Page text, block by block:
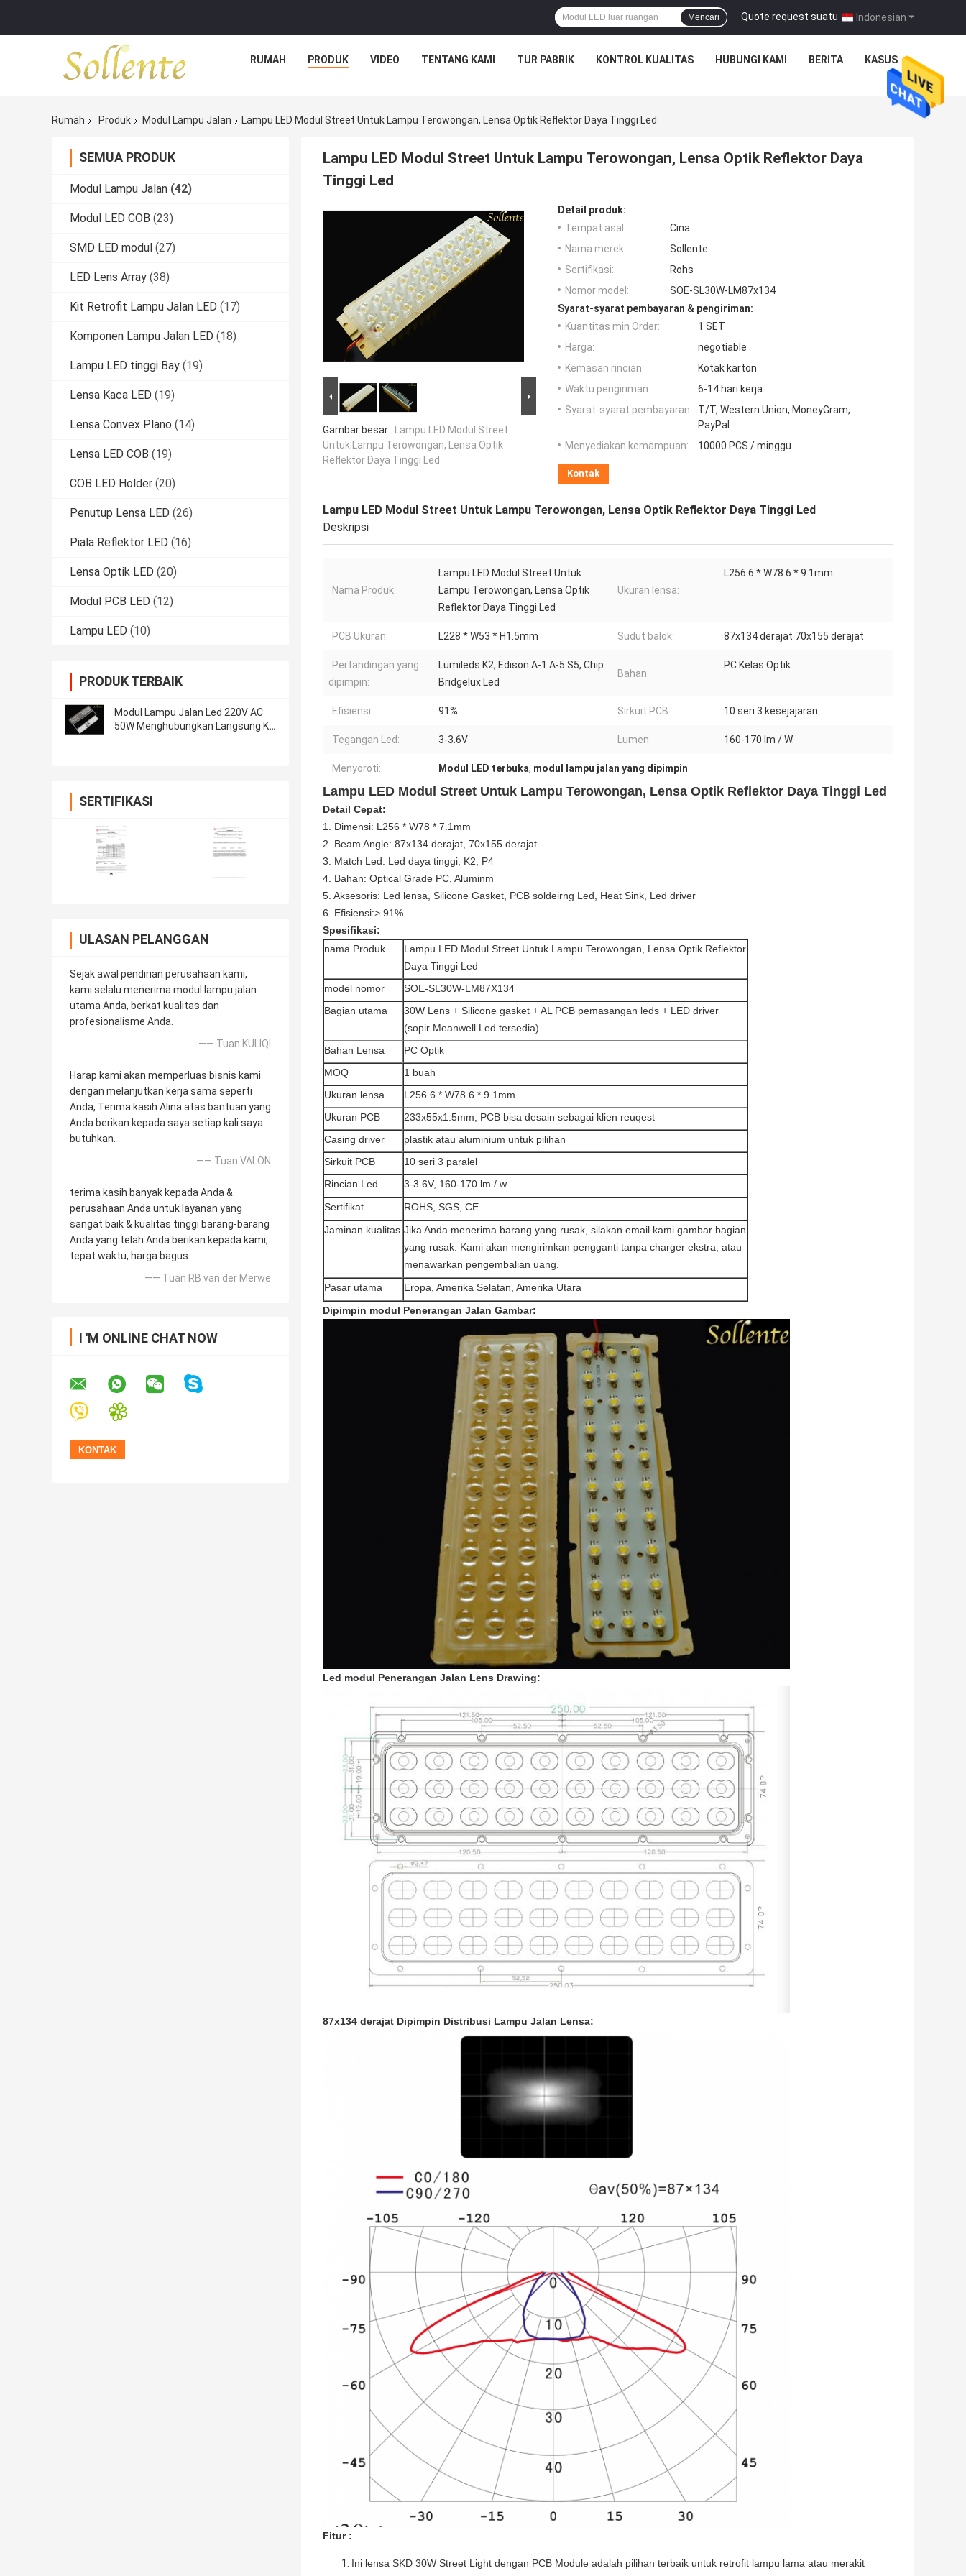
Indonesian
Quote request suatu |
Mencari
RUMAH PRODUK VIDEO TENTANG KAMI TUR PABRIK KONTROL KUALITAS HUBUNGI KAMI BERITA KASUS
Rumah Produk Modul Lampu Jalan Lampu LED Modul Street Untuk Lampu Terowongan, Lensa Optik Reflektor Daya Tinggi Led
SEMUA PRODUK
Modul Lampu Jalan (42)
Modul LED COB (23)
SMD LED modul (27)
LED Lens Array (38)
Kit Retrofit Lampu Jalan LED (17)
Komponen Lampu Jalan LED (18)
Lampu LED tinggi Bay (19)
Lensa Kaca LED (19)
Lensa Convex Plano (14)
Lensa LED COB (19)
COB LED Holder (20)
Penutup Lensa LED (26)
Piala Reflektor LED (16)
Lensa Optik LED (20)
Modul PCB LED (12)
Lampu LED (10)
PRODUK TERBAIK
Modul Lampu Jalan Led 220V AC
50W Menghubungkan Langsung Ke
SERTIFIKASI
ULASAN PELANGGAN
Sejak awal pendirian perusahaan kami,
kami selalu menerima modul lampu jalan
utama Anda, berkat kualitas dan
profesionalisme Anda.
—— Tuan KULIQI
Harap kami akan memperluas bisnis kami
dengan melanjutkan kerja sama seperti
Anda, Terima kasih Alina atas bantuan yang
Anda berikan kepada saya setiap kali saya
butuhkan.
—— Tuan VALON
terima kasih banyak kepada Anda &
perusahaan Anda untuk layanan yang
sangat baik & kualitas tinggi barang-barang
Anda yang telah Anda berikan kepada kami,
tepat waktu, harga bagus.
—— Tuan RB van der Merwe
I 'M ONLINE CHAT NOW
Lampu LED Modul Street Untuk Lampu Terowongan, Lensa Optik Reflektor Daya
Tinggi Led
Gambar besar : Lampu LED Modul Street
Untuk Lampu Terowongan, Lensa Optik
Reflektor Daya Tinggi Led
Detail produk:
Tempat asal:
Cina
Nama merek:
Sollente
Sertifikasi:
Rohs
Nomor model:
SOE-SL30W-LM87x134
Syarat-syarat pembayaran & pengiriman:
Kuantitas min Order:
1 SET
Harga:
negotiable
Kemasan rincian:
Kotak karton
Waktu pengiriman:
6-14 hari kerja
Syarat-syarat pembayaran:
T/T, Western Union, MoneyGram,
PayPal
Menyediakan kemampuan:
10000 PCS / minggu
Kontak
Lampu LED Modul Street Untuk Lampu Terowongan, Lensa Optik Reflektor Daya Tinggi Led
Deskripsi
Nama Produk:
Lampu LED Modul Street Untuk
Lampu Terowongan, Lensa Optik
Reflektor Daya Tinggi Led
Ukuran lensa:
L256.6 * W78.6 * 9.1mm
PCB Ukuran: L228 * W53 * H1.5mm Sudut balok: 87x134 derajat 70x155 derajat
Pertandingan yang
dipimpin:
Lumileds K2, Edison A-1 A-5 S5, Chip
Bridgelux Led
Bahan:
PC Kelas Optik
Efisiensi: 91% Sirkuit PCB: 10 seri 3 kesejajaran
Tegangan Led: 3-3.6V Lumen: 160-170 lm / W.
Menyoroti: Modul LED terbuka, modul lampu jalan yang dipimpin
Lampu LED Modul Street Untuk Lampu Terowongan, Lensa Optik Reflektor Daya Tinggi Led
Detail Cepat:
1. Dimensi: L256 * W78 * 7.1mm
2. Beam Angle: 87x134 derajat, 70x155 derajat
3. Match Led: Led daya tinggi, K2, P4
4. Bahan: Optical Grade PC, Aluminm
5. Aksesoris: Led lensa, Silicone Gasket, PCB soldeirng Led, Heat Sink, Led driver
6. Efisiensi:> 91%
Spesifikasi:
nama Produk
Lampu LED Modul Street Untuk Lampu Terowongan, Lensa Optik Reflektor
Daya Tinggi Led
model nomor
SOE-SL30W-LM87X134
Bagian utama
30W Lens + Silicone gasket + AL PCB pemasangan leds + LED driver
(sopir Meanwell Led tersedia)
Bahan Lensa
PC Optik
MOQ
1 buah
Ukuran lensa
L256.6 * W78.6 * 9.1mm
Ukuran PCB
233x55x1.5mm, PCB bisa desain sebagai klien reuqest
Casing driver
plastik atau aluminium untuk pilihan
Sirkuit PCB
10 seri 3 paralel
Rincian Led
3-3.6V, 160-170 lm / w
Sertifikat
ROHS, SGS, CE
Jaminan kualitas Jika Anda menerima barang yang rusak, silakan email kami gambar bagian
yang rusak. Kami akan mengirimkan pengganti tanpa charger ekstra, atau
menawarkan pengembalian uang.
Pasar utama
Eropa, Amerika Selatan, Amerika Utara
Dipimpin modul Penerangan Jalan Gambar:
Led modul Penerangan Jalan Lens Drawing:
87x134 derajat Dipimpin Distribusi Lampu Jalan Lensa:
Fitur :
Ini lensa SKD 30W Street Light dengan PCB Module adalah pilihan terbaik untuk retrofit lampu lama atau merakit